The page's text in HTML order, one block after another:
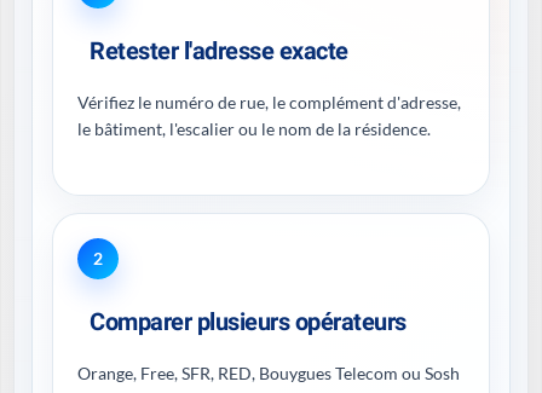
Retester l'adresse exacte
Vérifiez le numéro de rue, le complément d'adresse,
le bâtiment, l'escalier ou le nom de la résidence.
2
Comparer plusieurs opérateurs
Orange, Free, SFR, RED, Bouygues Telecom ou Sosh